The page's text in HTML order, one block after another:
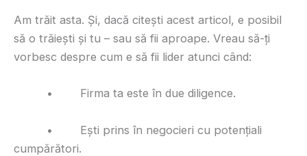
Am trăit asta. Și, dacă citești acest articol, e posibil
să o trăiești și tu – sau să fii aproape. Vreau să-ți
vorbesc despre cum e să fii lider atunci când:
• Firma ta este în due diligence.
• Ești prins în negocieri cu potențiali
cumpărători.